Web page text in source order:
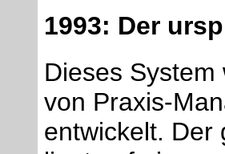
1993: Der
Dieses
von Praxis-
entwickelt. Der